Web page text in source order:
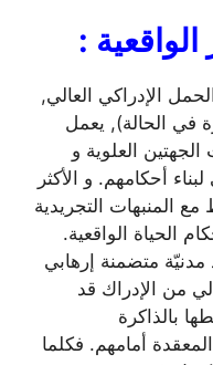
:
الإدراكي العالي,
في الحالة), يعمل
العلوية و
أحكامهم. و الأكثر
المنبهات التجريدية
الحياة الواقعية.
متضمنة إرهابي
من الإدراك قد
بالذاكرة
أمامهم. فكلما